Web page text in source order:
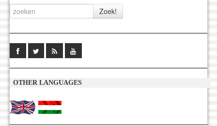
OTHER LANGUAGES